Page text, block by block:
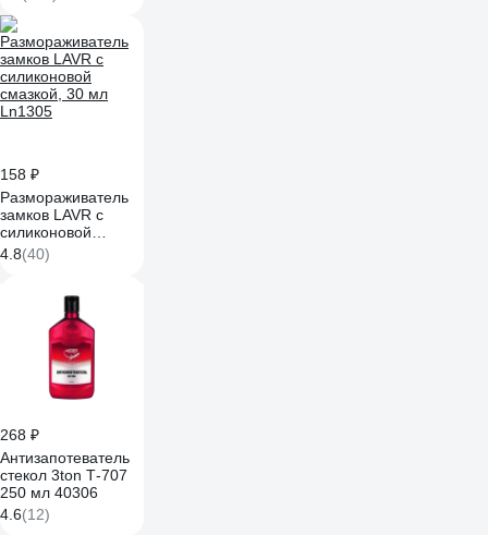
75 см Airline AB-R-
13S
158 ₽
Размораживатель
замков LAVR с
силиконовой
смазкой, 30 мл
Ln1305
4.8(40)
268 ₽
Антизапотеватель
стекол 3ton Т-707
250 мл 40306
4.6(12)